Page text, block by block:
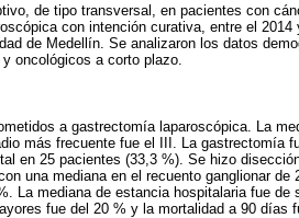
de tipo transversal, en pacientes con
con intención curativa, entre el 2014
de Medellín. Se analizaron los datos
oncológicos a corto plazo.
a gastrectomía laparoscópica. La
más frecuente fue el III. La gastrectomía
en 25 pacientes (33,3 %). Se hizo
una mediana en el recuento ganglionar de
La mediana de estancia hospitalaria fue de
fue del 20 % y la mortalidad a 90 días